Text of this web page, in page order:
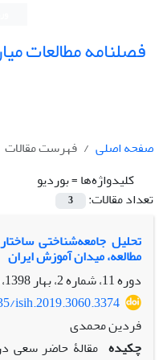
فصلنامه مطالعات
صفحه اصلی
فهرست مقالات
کلیدواژه‌ها =بوردیو
تعداد مقالات:
3
تحلیل جامعه‌شناختی
مطالعه، میدان آموزش ایران
دوره 11، شماره 2، بهار 1398، صفحه
isih.2019.3060.3374
فردین محمدی
چکیده مقالۀ حاضر سعی